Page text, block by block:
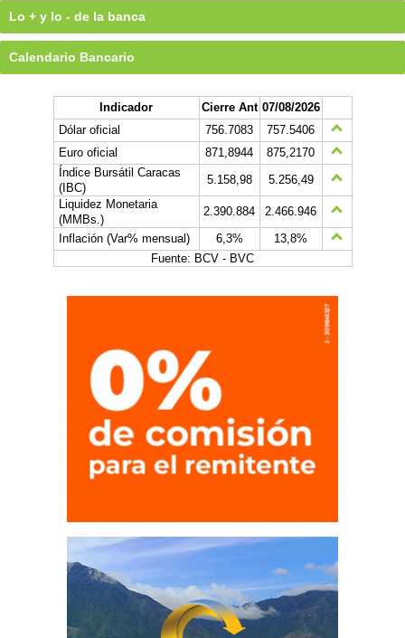
Lo + y lo - de la banca
Calendario Bancario
Indicador Cierre Ant 07/08/2026
Dólar oficial
756.7083
757.5406
Euro oficial
871,8944
875,2170
Índice Bursátil Caracas
(IBC)
5.158,98
5.256,49
Liquidez Monetaria
(MMBs.)
2.390.884
2.466.946
Inflación (Var% mensual)
6,3%
13,8%
Fuente: BCV - BVC